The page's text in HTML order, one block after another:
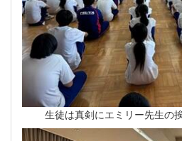
生徒は真剣にエミリー先生の